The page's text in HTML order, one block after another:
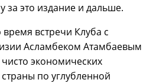
за это издание и дальше.
встречи Клуба с
Асламбеком Атамбаевым
экономических
по углубленной